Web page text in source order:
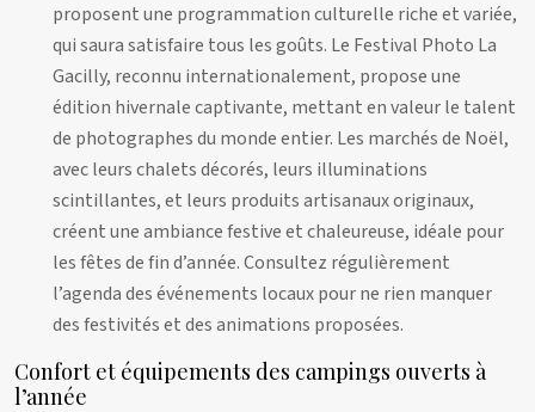
proposent une programmation culturelle riche et variée,
qui saura satisfaire tous les goûts. Le Festival Photo La
Gacilly, reconnu internationalement, propose une
édition hivernale captivante, mettant en valeur le talent
de photographes du monde entier. Les marchés de Noël,
avec leurs chalets décorés, leurs illuminations
scintillantes, et leurs produits artisanaux originaux,
créent une ambiance festive et chaleureuse, idéale pour
les fêtes de fin d’année. Consultez régulièrement
l’agenda des événements locaux pour ne rien manquer
des festivités et des animations proposées.
Confort et équipements des campings ouverts à
l’année